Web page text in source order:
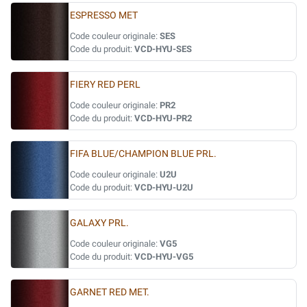
ESPRESSO MET
Code couleur originale: SES
Code du produit: VCD-HYU-SES
FIERY RED PERL
Code couleur originale: PR2
Code du produit: VCD-HYU-PR2
FIFA BLUE/CHAMPION BLUE PRL.
Code couleur originale: U2U
Code du produit: VCD-HYU-U2U
GALAXY PRL.
Code couleur originale: VG5
Code du produit: VCD-HYU-VG5
GARNET RED MET.